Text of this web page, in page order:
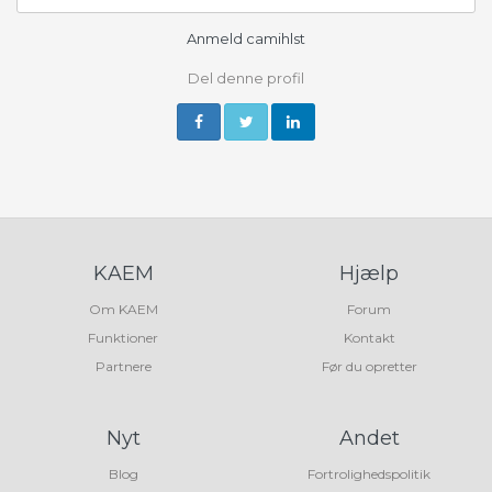
Anmeld camihlst
Del denne profil
KAEM
Om KAEM
Funktioner
Partnere
Hjælp
Forum
Kontakt
Før du opretter
Nyt
Blog
Andet
Fortrolighedspolitik